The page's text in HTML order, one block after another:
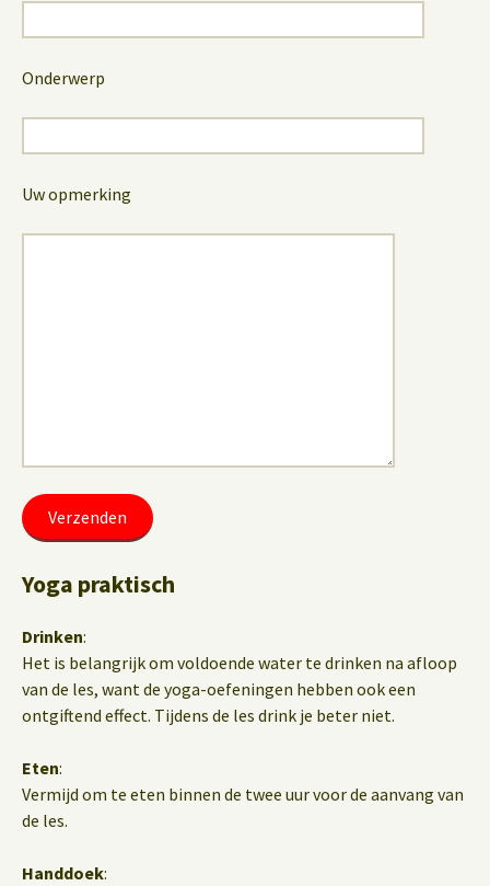
Onderwerp
Uw opmerking
Yoga praktisch
Drinken:
Het is belangrijk om voldoende water te drinken na afloop
van de les, want de yoga-oefeningen hebben ook een
ontgiftend effect. Tijdens de les drink je beter niet.
Eten:
Vermijd om te eten binnen de twee uur voor de aanvang van
de les.
Handdoek: